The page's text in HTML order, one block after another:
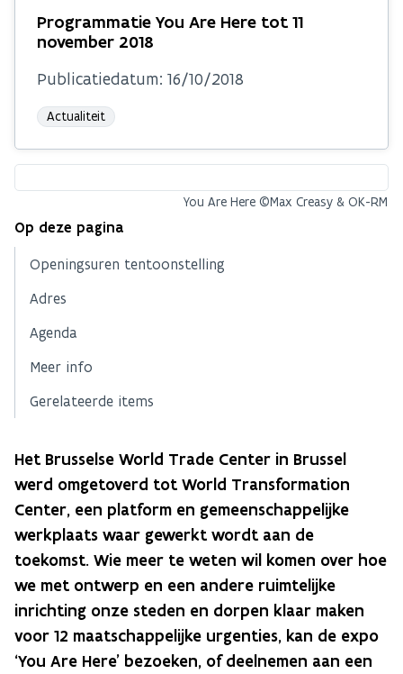
Programmatie You Are Here tot 11
november 2018
Publicatiedatum: 16/10/2018
Actualiteit
You Are Here ©Max Creasy & OK-RM
Op deze pagina
Openingsuren tentoonstelling
Adres
Agenda
Meer info
Gerelateerde items
Het Brusselse World Trade Center in Brussel
werd omgetoverd tot World Transformation
Center, een platform en gemeenschappelijke
werkplaats waar gewerkt wordt aan de
toekomst. Wie meer te weten wil komen over hoe
we met ontwerp en een andere ruimtelijke
inrichting onze steden en dorpen klaar maken
voor 12 maatschappelijke urgenties, kan de expo
‘You Are Here’ bezoeken, of deelnemen aan een